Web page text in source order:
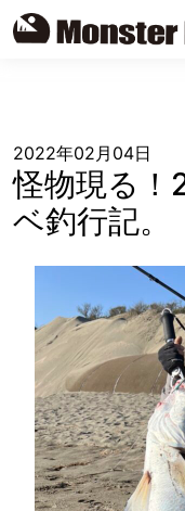
2022年02月04日
怪物現る
ベ釣行記。